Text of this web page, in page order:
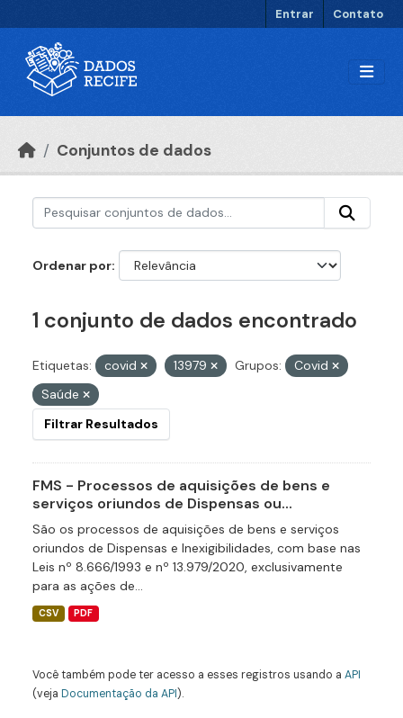
Entrar Contato
Conjuntos de dados
Ordenar por
1 conjunto de dados encontrado
Etiquetas: covid 13979 Grupos:
Covid
Saúde
Filtrar Resultados
FMS - Processos de aquisições de bens e
serviços oriundos de Dispensas ou...
São os processos de aquisições de bens e serviços
oriundos de Dispensas e Inexigibilidades, com base nas
Leis nº 8.666/1993 e nº 13.979/2020, exclusivamente
para as ações de...
CSV PDF
Você também pode ter acesso a esses registros usando a API
(veja Documentação da API).